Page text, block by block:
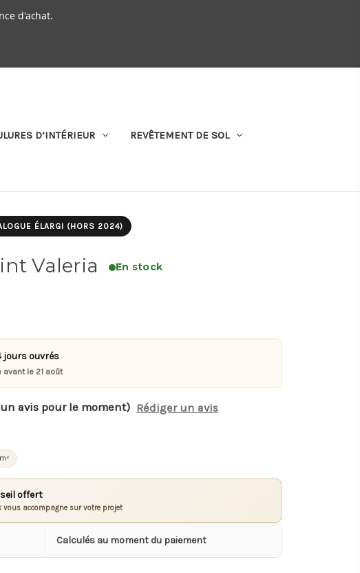
QUI SOMMES-NOUS
D’INTÉRIEUR REVÊTEMENT DE SOL
ÉLARGI (HORS 2024)
Valeria En stock
jours ouvrés
le 21 août
avis pour le moment) Rédiger un avis
offert
vous accompagne sur votre projet
Calculés au moment du paiement
d'achat.